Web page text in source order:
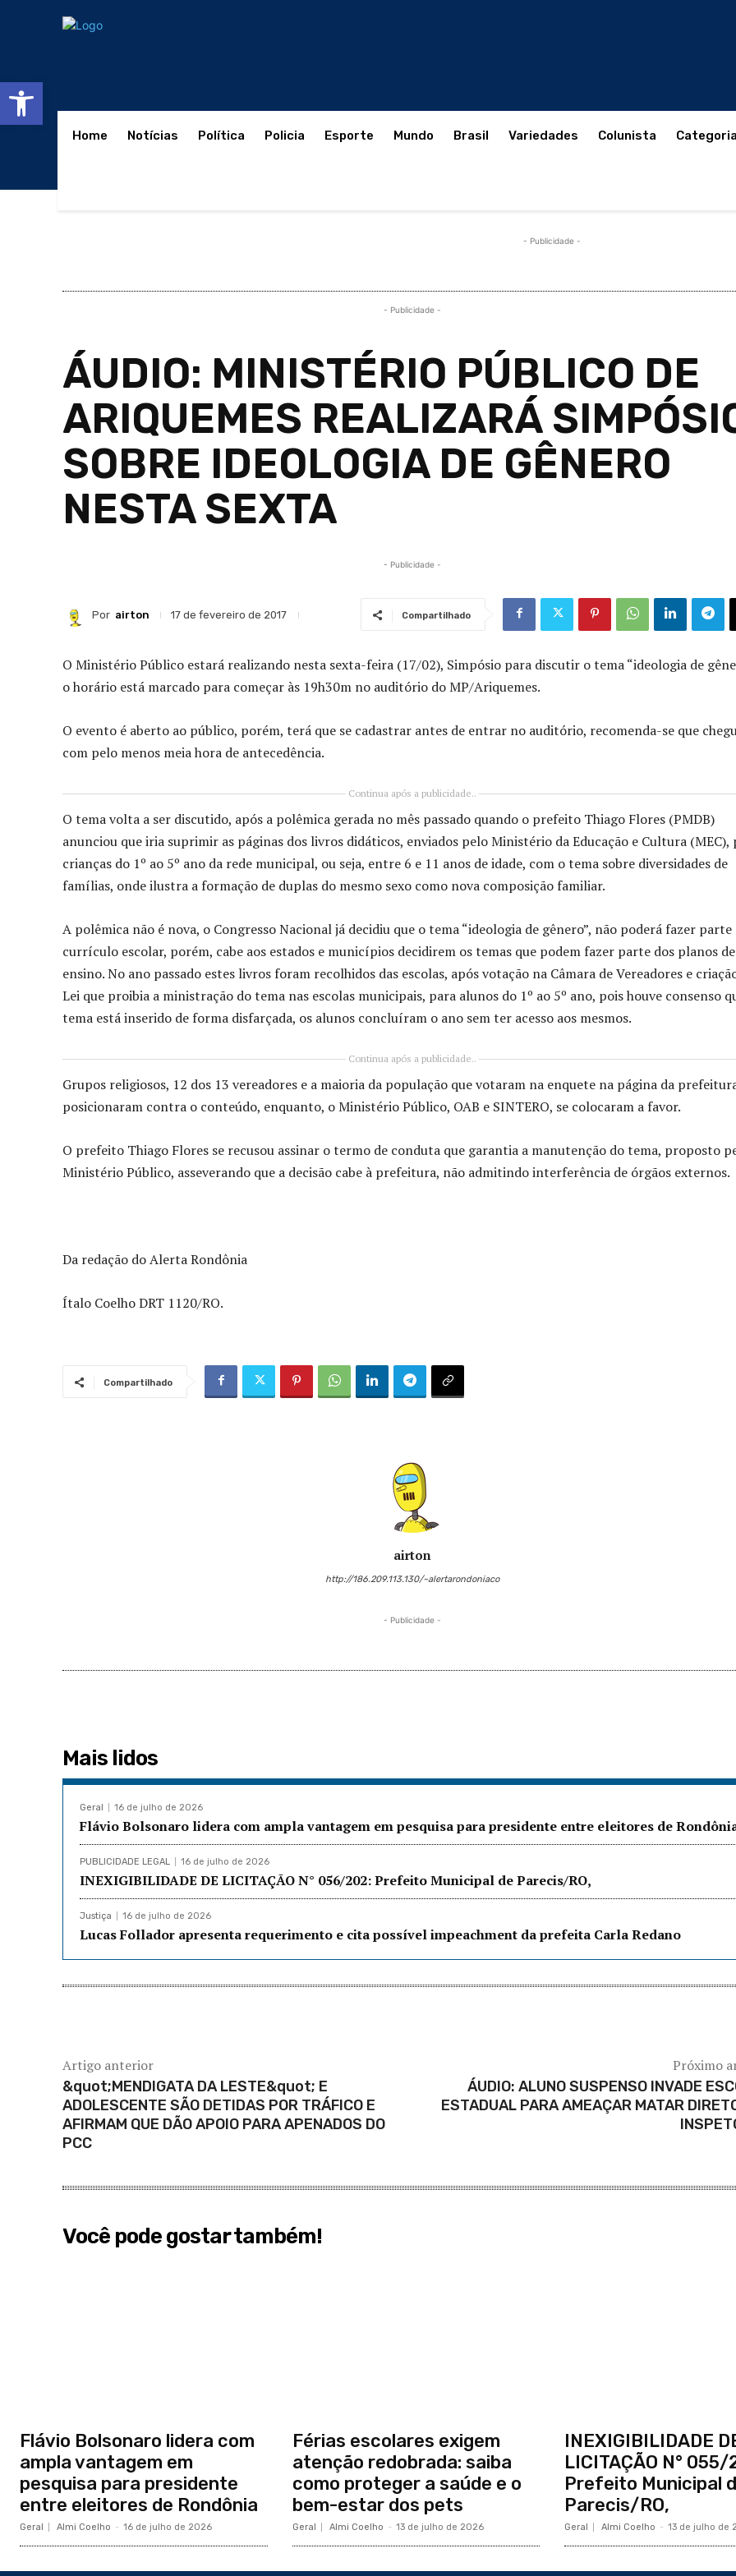
Abrir a barra de ferramentas
Home Notícias Política Policia Esporte Mundo Brasil Variedades Colunista
- Publicidade -
- Publicidade -
ÁUDIO: MINISTÉRIO PÚBLICO DE
ARIQUEMES REALIZARÁ
SOBRE IDEOLOGIA DE GÊNERO
NESTA SEXTA
- Publicidade -
Por airton 17 de fevereiro de 2017 Compartilhado
O Ministério Público estará realizando nesta sexta-feira (17/02), Simpósio para discutir o tema “ideologia de
o horário está marcado para começar às 19h30m no auditório do MP/Ariquemes.
O evento é aberto ao público, porém, terá que se cadastrar antes de entrar no auditório, recomenda-se que
com pelo menos meia hora de antecedência.
Continua após a publicidade..
O tema volta a ser discutido, após a polêmica gerada no mês passado quando o prefeito Thiago Flores (PMDB)
anunciou que iria suprimir as páginas dos livros didáticos, enviados pelo Ministério da Educação e Cultura (MEC),
crianças do 1º ao 5º ano da rede municipal, ou seja, entre 6 e 11 anos de idade, com o tema sobre diversidades de
famílias, onde ilustra a formação de duplas do mesmo sexo como nova composição familiar.
A polêmica não é nova, o Congresso Nacional já decidiu que o tema “ideologia de gênero”, não poderá fazer parte
currículo escolar, porém, cabe aos estados e municípios decidirem os temas que podem fazer parte dos planos de
ensino. No ano passado estes livros foram recolhidos das escolas, após votação na Câmara de Vereadores e
Lei que proibia a ministração do tema nas escolas municipais, para alunos do 1º ao 5º ano, pois houve consenso
tema está inserido de forma disfarçada, os alunos concluíram o ano sem ter acesso aos mesmos.
Continua após a publicidade..
Grupos religiosos, 12 dos 13 vereadores e a maioria da população que votaram na enquete na página da
posicionaram contra o conteúdo, enquanto, o Ministério Público, OAB e SINTERO, se colocaram a favor.
O prefeito Thiago Flores se recusou assinar o termo de conduta que garantia a manutenção do tema, proposto
Ministério Público, asseverando que a decisão cabe à prefeitura, não admitindo interferência de órgãos externos.
Da redação do Alerta Rondônia
Ítalo Coelho DRT 1120/RO.
Compartilhado
airton
http://186.209.113.130/~alertarondoniaco
- Publicidade -
Mais lidos
Geral 16 de julho de 2026
Flávio Bolsonaro lidera com ampla vantagem em pesquisa para presidente entre eleitores de
PUBLICIDADE LEGAL 16 de julho de 2026
INEXIGIBILIDADE DE LICITAÇÃO N° 056/202: Prefeito Municipal de Parecis/RO,
Justiça 16 de julho de 2026
Lucas Follador apresenta requerimento e cita possível impeachment da prefeita Carla Redano
Artigo anterior
&quot;MENDIGATA DA LESTE&quot; E
ADOLESCENTE SÃO DETIDAS POR TRÁFICO E
AFIRMAM QUE DÃO APOIO PARA APENADOS DO
PCC
Próximo
ÁUDIO: ALUNO SUSPENSO INVADE
ESTADUAL PARA AMEAÇAR MATAR
Você pode gostar também!
Flávio Bolsonaro lidera com
ampla vantagem em
pesquisa para presidente
entre eleitores de Rondônia
Geral Almi Coelho - 16 de julho de 2026
Férias escolares exigem
atenção redobrada: saiba
como proteger a saúde e o
bem-estar dos pets
Geral Almi Coelho - 13 de julho de 2026
INEXIGIBILIDADE
LICITAÇÃO N°
Prefeito Municipal
Parecis/RO,
Geral Almi Coelho - 13 de julho de